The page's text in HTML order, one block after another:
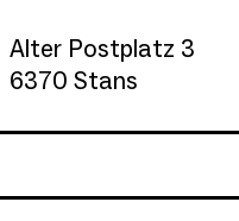
Alter Postplatz 3
6370 Stans